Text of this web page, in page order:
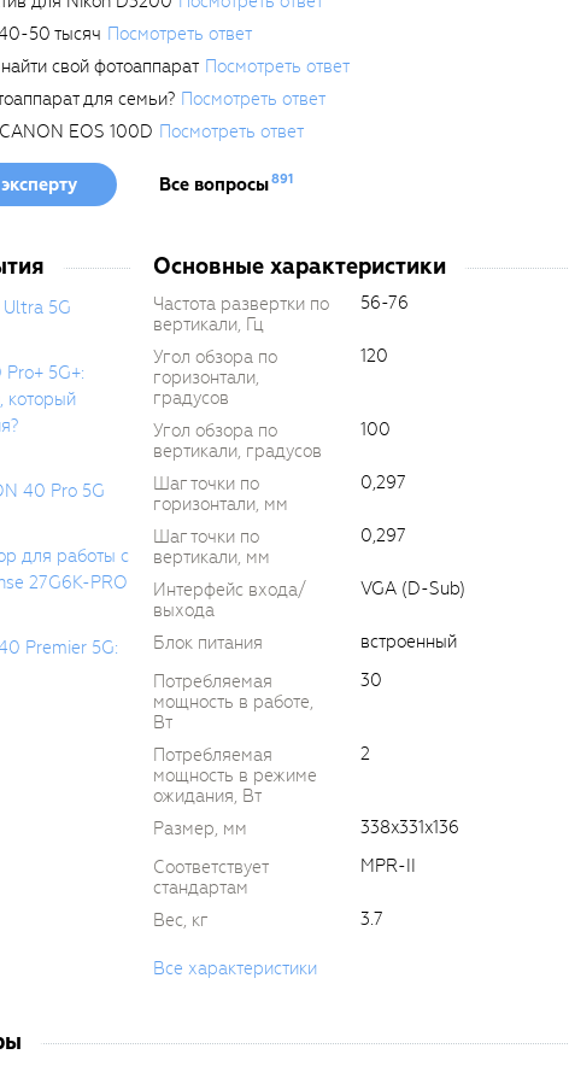
50 тысяч Посмотреть ответ
свой фотоаппарат Посмотреть ответ
для семьи? Посмотреть ответ
EOS 100D Посмотреть ответ
Все вопросы891
Ultra 5G
5G+:
который
40 Pro 5G
для работы с
27G6K-PRO
Premier 5G:
Основные характеристики
Частота развертки по
вертикали, Гц
56-76
Угол обзора по
горизонтали,
градусов
120
Угол обзора по
вертикали, градусов
100
Шаг точки по
горизонтали, мм
0,297
Шаг точки по
вертикали, мм
0,297
Интерфейс входа/
выхода
VGA (D-Sub)
Блок питания
встроенный
Потребляемая
мощность в работе,
Вт
30
Потребляемая
мощность в режиме
ожидания, Вт
2
Размер, мм
338x331x136
Соответствует
стандартам
MPR-II
Вес, кг 3.7
Все характеристики